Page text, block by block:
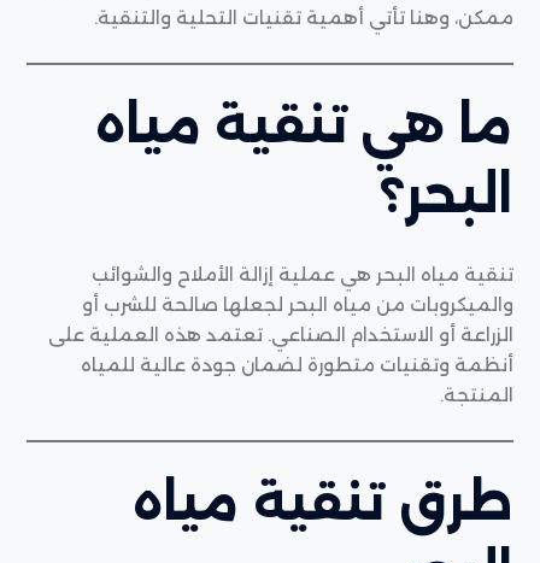
ممكن، وهنا تأتي أهمية تقنيات التحلية والتنقية.
ما هي تنقية مياه
البحر؟
تنقية مياه البحر هي عملية إزالة الأملاح والشوائب
والميكروبات من مياه البحر لجعلها صالحة للشرب أو
الزراعة أو الاستخدام الصناعي. تعتمد هذه العملية على
أنظمة وتقنيات متطورة لضمان جودة عالية للمياه
المنتجة.
طرق تنقية مياه